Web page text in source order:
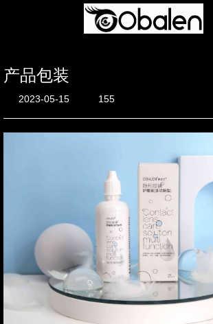
首页
团队风采
在线询单
联系我们
产品包装
2023-05-15 155